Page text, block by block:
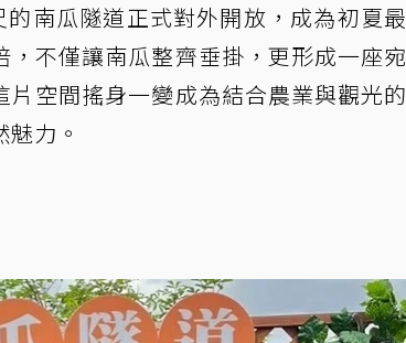
南瓜隧道正式對外開放，成為初夏最
不僅讓南瓜整齊垂掛，更形成一座宛
空間搖身一變成為結合農業與觀光的
力。